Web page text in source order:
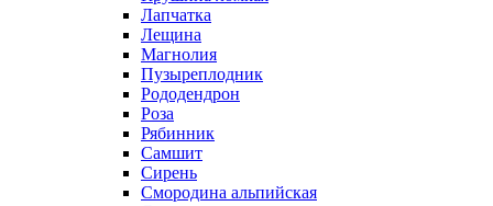
Лапчатка
Лещина
Магнолия
Пузыреплодник
Рододендрон
Роза
Рябинник
Самшит
Сирень
Смородина альпийская